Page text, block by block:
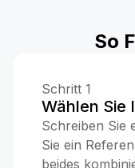
So
Schritt 1
Wählen Sie
Schreiben Sie
Sie ein
beides